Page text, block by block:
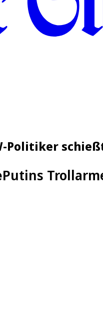
Politiker
Putins